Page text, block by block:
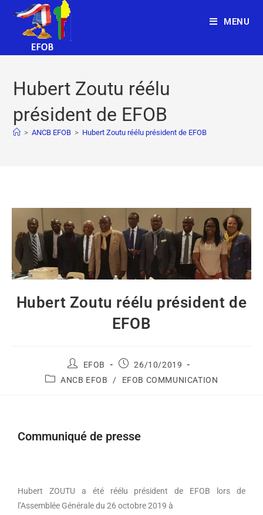
MENU
Hubert Zoutu réélu
président de EFOB
> ANCB EFOB > Hubert Zoutu réélu président de EFOB
Hubert Zoutu réélu président de
EFOB
EFOB
26/10/2019
ANCB EFOB
/ EFOB COMMUNICATION
Communiqué de presse
Hubert ZOUTU a été réélu président de EFOB lors de
l’Assemblée Générale du 26 octobre 2019 à